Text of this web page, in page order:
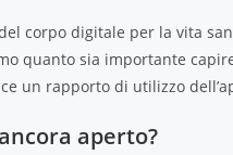
corpo digitale per la vita
quanto sia importante
un rapporto di utilizzo
aperto?